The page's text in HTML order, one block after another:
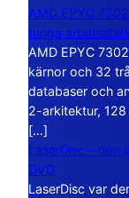
AMD EPYC
tunga
AMD EPYC
kärnor och 32
databaser och
2-arkitektur,
[…]
LaserDisc – den
DVD
LaserDisc var